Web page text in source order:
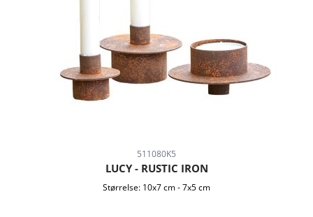
511080K5
LUCY - RUSTIC IRON
Størrelse: 10x7 cm-7x5 cm